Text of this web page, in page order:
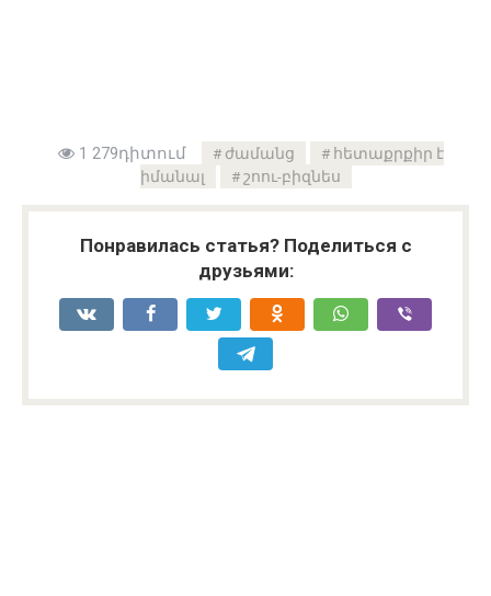
1 279դիտում ժամանց
հետաքրքիր է
իմանալ
շոու-բիզնես
Понравилась статья? Поделиться с
друзьями: